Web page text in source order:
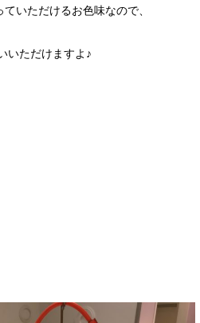
いただけるお色味なので、
いただけますよ♪